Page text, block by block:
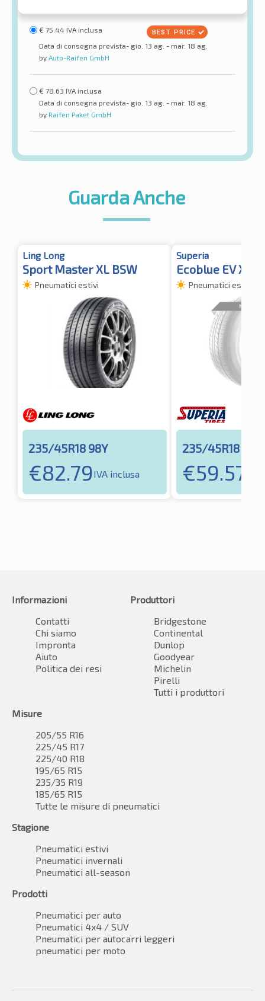
€ 75.44 IVA inclusa
Data di consegna prevista- gio. 13 ag. - mar. 18 ag.
by Auto-Raifen GmbH
€ 78.63 IVA inclusa
Data di consegna prevista- gio. 13 ag. - mar. 18 ag.
by Raifen Paket GmbH
Guarda Anche
Ling Long
Sport Master XL BSW
Pneumatici estivi
235/45R18 98Y
€82.79IVA inclusa
Superia
Ecoblue EV XL
Pneumatici estivi
235/45R18 98Y
€59.57
Informazioni
Contatti
Chi siamo
Impronta
Aiuto
Politica dei resi
Produttori
Bridgestone
Continental
Dunlop
Goodyear
Michelin
Pirelli
Tutti i produttori
Misure
205/55 R16
225/45 R17
225/40 R18
195/65 R15
235/35 R19
185/65 R15
Tutte le misure di pneumatici
Stagione
Pneumatici estivi
Pneumatici invernali
Pneumatici all-season
Prodotti
Pneumatici per auto
Pneumatici 4x4 / SUV
Pneumatici per autocarri leggeri
pneumatici per moto